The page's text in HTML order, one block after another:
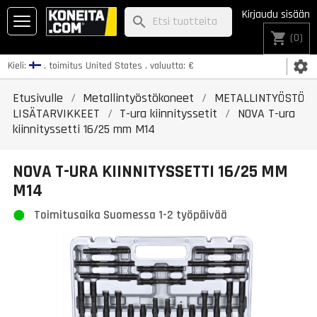
Kieli: , toimitus United States , valuutta: € settings
Kirjaudu sisään
shopping_cart (0)
search
Etusivulle Metallintyöstökoneet
METALLINTYÖSTÖ
LISÄTARVIKKEET
T-ura kiinnityssetit
NOVA T-ura
kiinnityssetti 16/25 mm M14
NOVA T-URA KIINNITYSSETTI 16/25 MM
M14
Toimitusaika Suomessa 1-2 työpäivää